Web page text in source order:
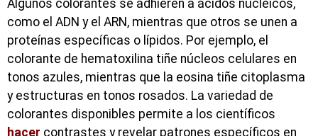
Algunos colorantes se adhieren a ácidos nucleicos,
como el ADN y el ARN, mientras que otros se unen a
proteínas específicas o lípidos. Por ejemplo, el
colorante de hematoxilina tiñe núcleos celulares en
tonos azules, mientras que la eosina tiñe citoplasma
y estructuras en tonos rosados. La variedad de
colorantes disponibles permite a los científicos
hacer contrastes y revelar patrones específicos en